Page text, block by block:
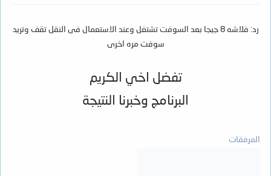
رد: فلاشه 8 جيجا بعد السوفت تشتغل وعند الاستعمال فى النقل تقف وتريد
سوفت مره اخرى
تفضل اخي الكريم
البرنامج وخبرنا النتيجة
المرفقات